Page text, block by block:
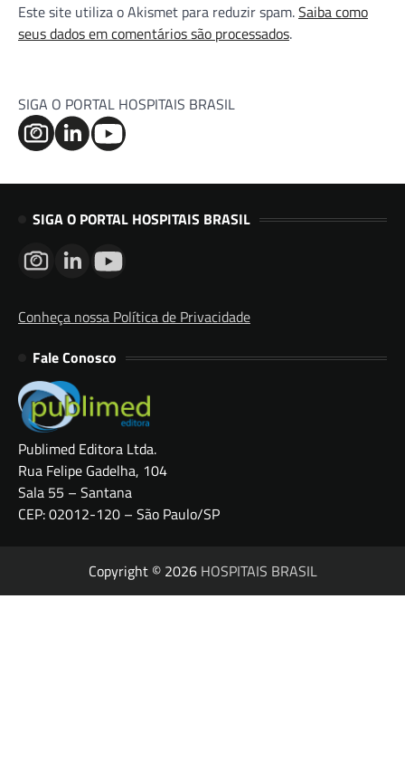
Este site utiliza o Akismet para reduzir spam.Saiba como
seus dados em comentários são processados.
SIGA O PORTAL HOSPITAIS BRASIL
SIGA O PORTAL HOSPITAIS BRASIL
Conheça nossa Política de Privacidade
Fale Conosco
Publimed Editora Ltda.
Rua Felipe Gadelha, 104
Sala 55 – Santana
CEP: 02012-120 – São Paulo/SP
Copyright © 2026 HOSPITAIS BRASIL